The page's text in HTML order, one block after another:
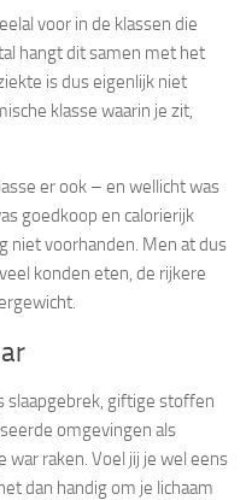
voor in de klassen die
hangt dit samen met het
is dus eigenlijk niet
klasse waarin je zit,
er ook – en wellicht was
goedkoop en calorierijk
niet voorhanden. Men at dus
konden eten, de rijkere
slaapgebrek, giftige stoffen
omgevingen als
war raken. Voel jij je wel eens
dan handig om je lichaam